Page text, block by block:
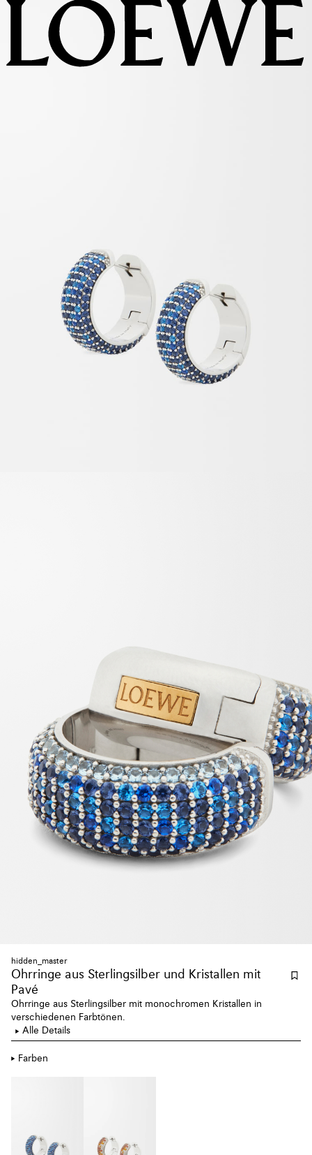
hidden_master
Ohrringe aus Sterlingsilber und Kristallen mit
Pavé
Ohrringe aus Sterlingsilber mit monochromen Kristallen in
verschiedenen Farbtönen.
Alle Details
Farben